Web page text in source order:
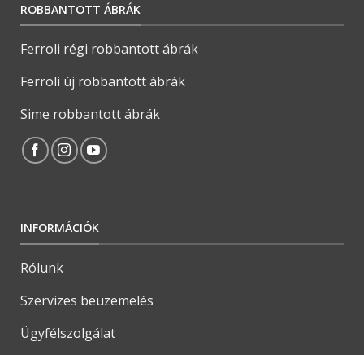
ROBBANTOTT ÁBRÁK
Ferroli régi robbantott ábrák
Ferroli új robbantott ábrák
Sime robbantott ábrák
INFORMÁCIÓK
Rólunk
Szervizes beüzemelés
Ügyfélszolgálat